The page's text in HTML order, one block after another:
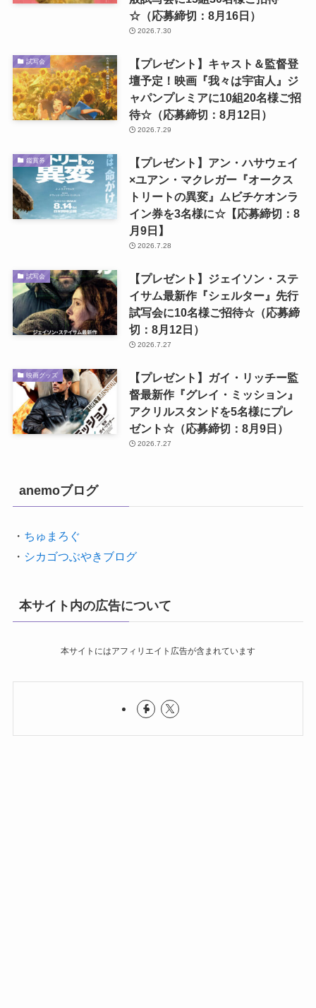
☆（応募締切：8月16日）
2026.7.30
試写会
【プレゼント】キャスト＆監督登
壇予定！映画『我々は宇宙人』ジ
ャパンプレミアに10組20名様ご招
待☆（応募締切：8月12日）
2026.7.29
鑑賞券
【プレゼント】アン・ハサウェイ
×ユアン・マクレガー『オークス
トリートの異変』ムビチケオンラ
イン券を3名様に☆【応募締切：8
月9日】
2026.7.28
試写会
【プレゼント】ジェイソン・ステ
イサム最新作『シェルター』先行
試写会に10名様ご招待☆（応募締
切：8月12日）
2026.7.27
映画グッズ
【プレゼント】ガイ・リッチー監
督最新作『グレイ・ミッション』
アクリルスタンドを5名様にプレ
ゼント☆（応募締切：8月9日）
2026.7.27
anemoブログ
・ ちゅまろぐ
・ シカゴつぶやきブログ
本サイト内の広告について
本サイトにはアフィリエイト広告が含まれています